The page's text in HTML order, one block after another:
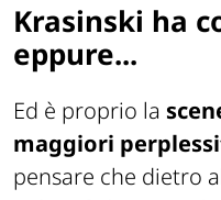
Krasinski ha
eppure...
Ed è proprio la
maggiori
pensare che dietro